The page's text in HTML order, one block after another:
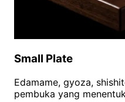
Small Plate
Edamame, gyoza,
pembuka yang